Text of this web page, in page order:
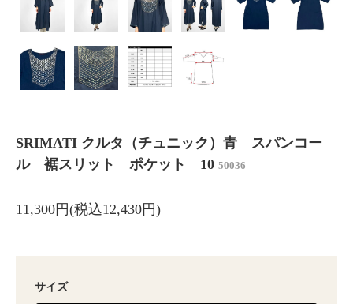
SRIMATI クルタ（チュニック）青 スパンコー
ル 裾スリット ポケット 10 50036
11,300円(税込12,430円)
サイズ